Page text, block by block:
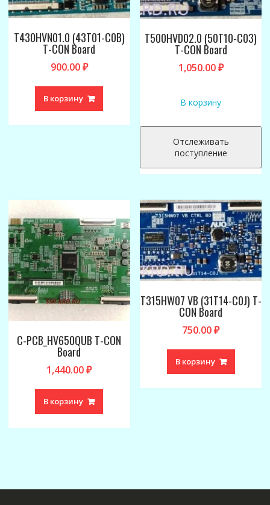
T430HVN01.0 (43T01-C0B)
T-CON Board
900.00₽
В корзину
T500HVD02.0 (50T10-C03)
T-CON Board
1,050.00₽
В корзину
Отслеживать
поступление
C-PCB_HV650QUB T-CON
Board
1,440.00₽
В корзину
T315HW07 VB (31T14-C0J) T-
CON Board
750.00₽
В корзину